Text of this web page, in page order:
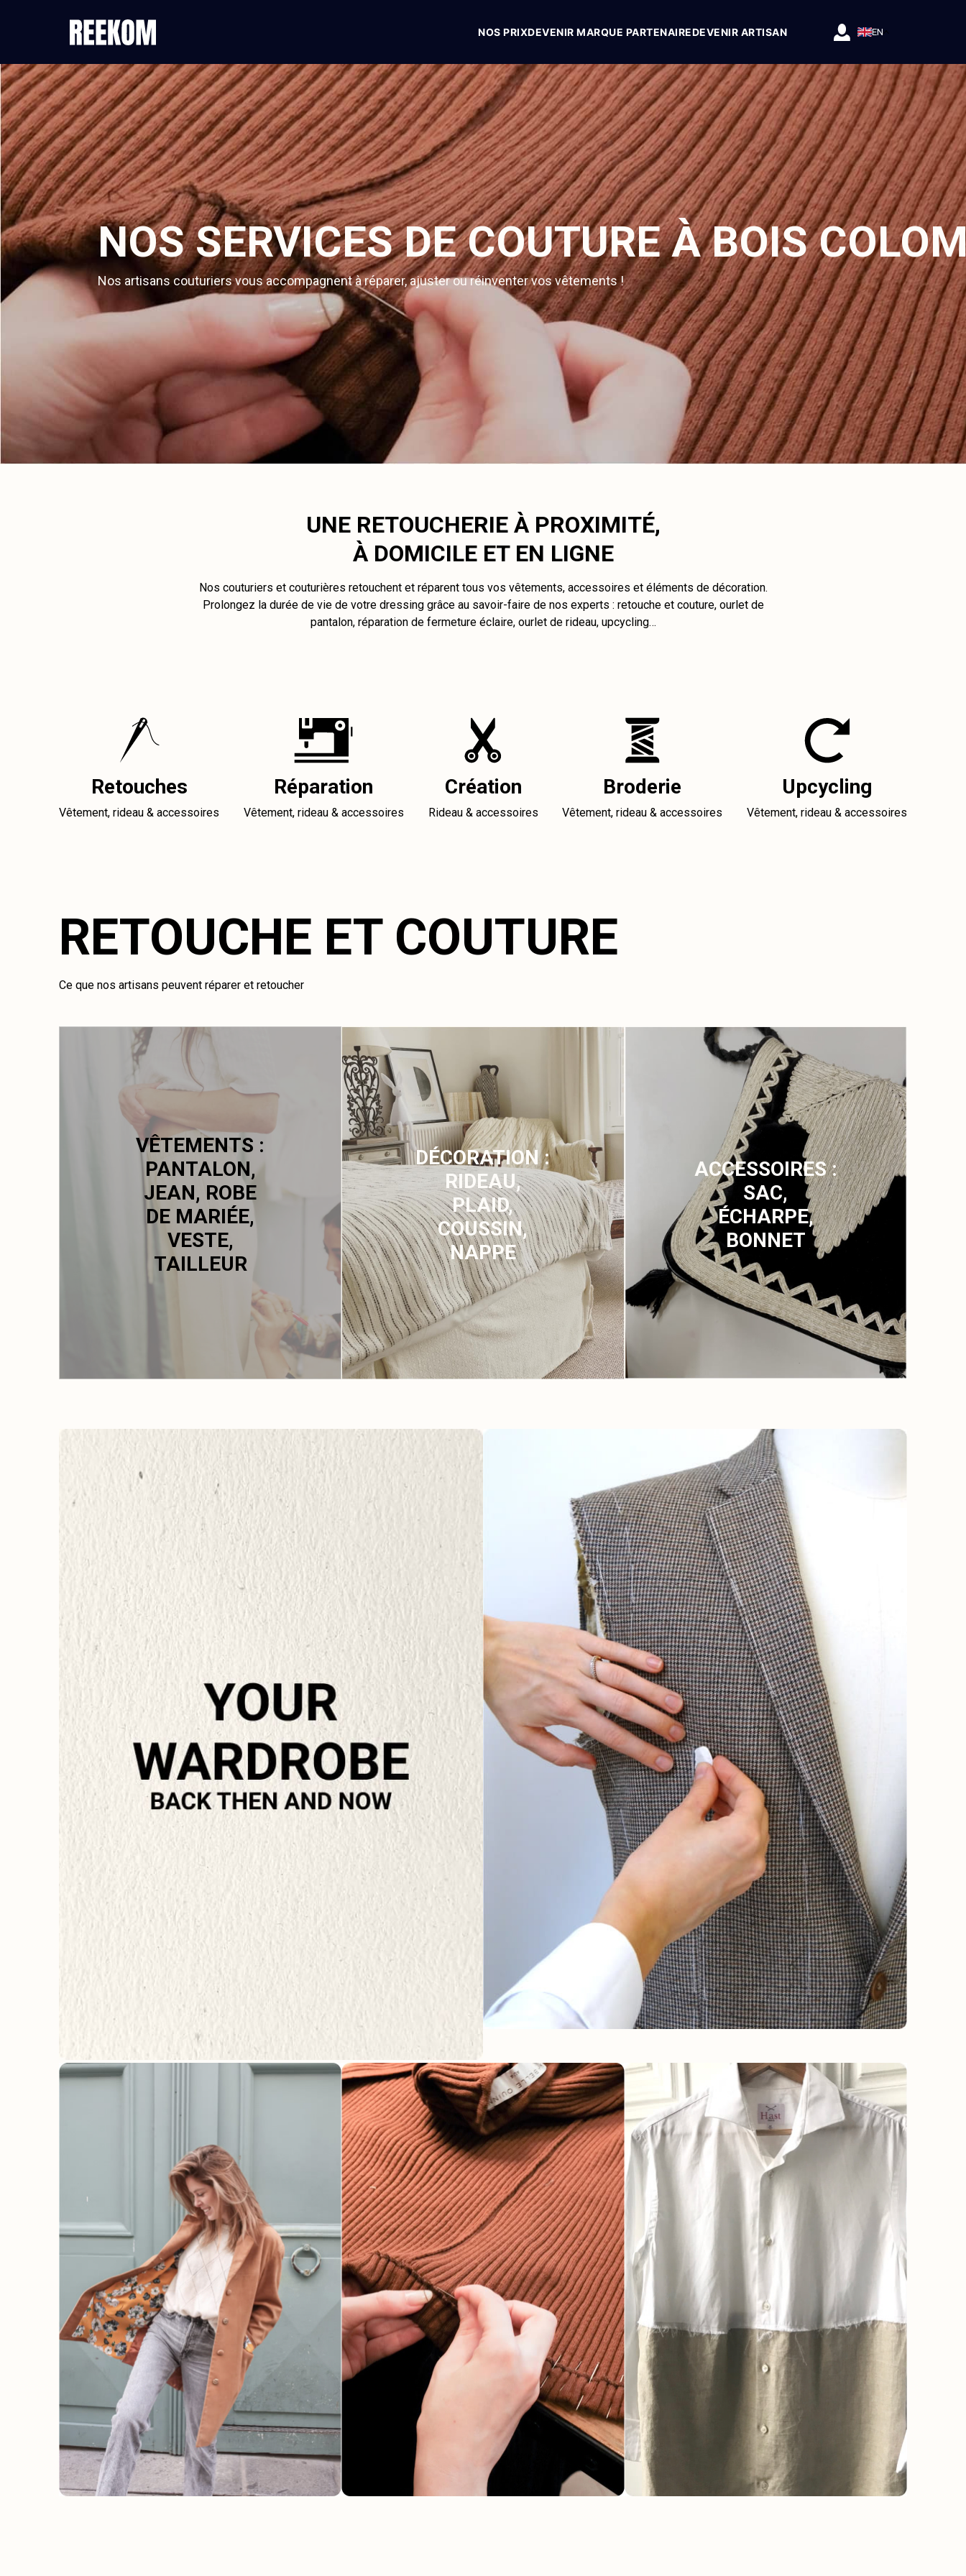
NOS PRIXDEVENIR MARQUE PARTENAIREDEVENIR ARTISAN EN
NOS SERVICES DE COUTURE À BOIS
Nos artisans couturiers vous accompagnent à réparer, ajuster ou réinventer vos vêtements !
UNE RETOUCHERIE À PROXIMITÉ,
À DOMICILE ET EN LIGNE
Nos couturiers et couturières retouchent et réparent tous vos vêtements, accessoires et éléments de décoration.
Prolongez la durée de vie de votre dressing grâce au savoir-faire de nos experts : retouche et couture, ourlet de
pantalon, réparation de fermeture éclaire, ourlet de rideau, upcycling…
Retouches
Vêtement, rideau & accessoires
Réparation
Vêtement, rideau & accessoires
Création
Rideau & accessoires
Broderie
Vêtement, rideau & accessoires
Upcycling
Vêtement, rideau & accessoires
RETOUCHE ET COUTURE
Ce que nos artisans peuvent réparer et retoucher
VÊTEMENTS :
PANTALON,
JEAN, ROBE
DE MARIÉE,
VESTE,
TAILLEUR
DÉCORATION :
RIDEAU,
PLAID,
COUSSIN,
NAPPE
ACCESSOIRES :
SAC,
ÉCHARPE,
BONNET